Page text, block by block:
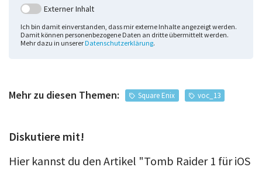
Externer Inhalt
Ich bin damit einverstanden, dass mir externe Inhalte angezeigt werden.
Damit können personenbezogene Daten an dritte übermittelt werden.
Mehr dazu in unserer Datenschutzerklärung.
Mehr zu diesen Themen: Square Enix voc_13
Diskutiere mit!
Hier kannst du den Artikel "Tomb Raider 1 für iOS